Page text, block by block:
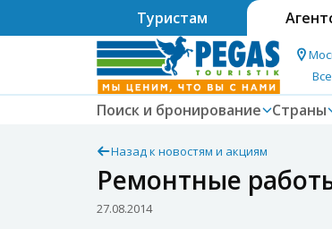
Туристам
Поиск и бронирование Страны
Назад к новостям и акциям
Ремонтные работы
27.08.2014